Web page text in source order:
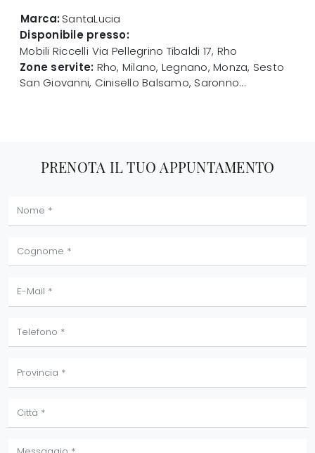
Marca:SantaLucia
Disponibile presso:
Mobili Riccelli Via Pellegrino Tibaldi 17, Rho
Zone servite: Rho, Milano, Legnano, Monza, Sesto
San Giovanni, Cinisello Balsamo, Saronno...
PRENOTA IL TUO APPUNTAMENTO